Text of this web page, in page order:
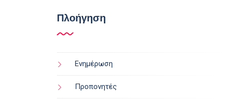
Πλοήγηση
Ενημέρωση
Προπονητές